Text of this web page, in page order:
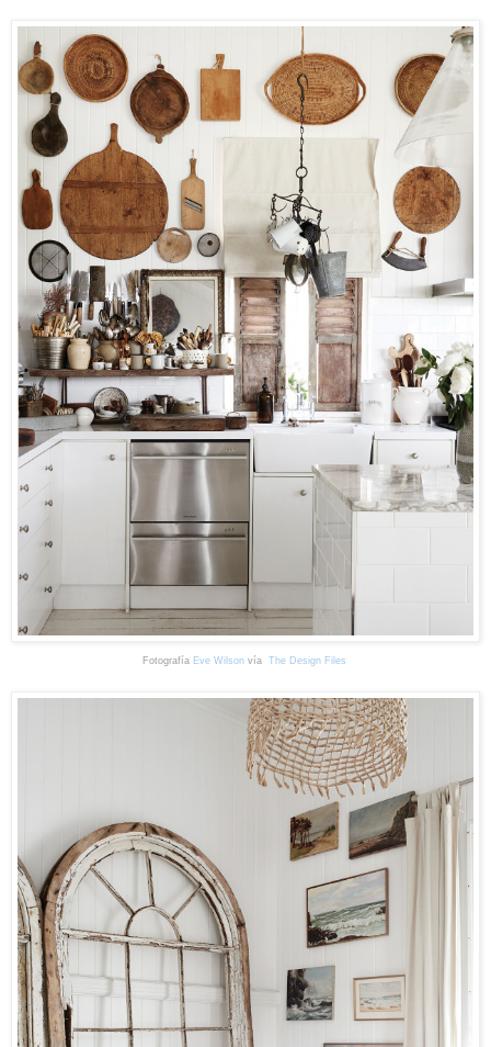
Fotografía Eve Wilson vía The Design Files